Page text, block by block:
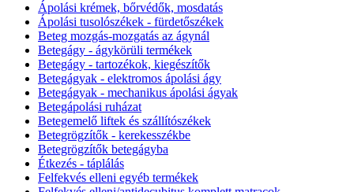
Ápolási krémek, bőrvédők, mosdatás
Ápolási tusolószékek - fürdetőszékek
Beteg mozgás-mozgatás az ágynál
Betegágy - ágykörüli termékek
Betegágy - tartozékok, kiegészítők
Betegágyak - elektromos ápolási ágy
Betegágyak - mechanikus ápolási ágyak
Betegápolási ruházat
Betegemelő liftek és szállítószékek
Betegrögzítők - kerekesszékbe
Betegrögzítők betegágyba
Étkezés - táplálás
Felfekvés elleni egyéb termékek